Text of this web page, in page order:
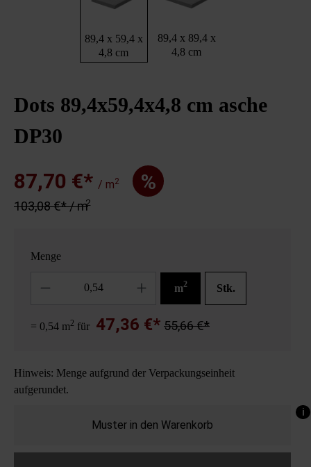
89,4 x 59,4 x
4,8 cm
89,4 x 89,4 x
4,8 cm
Dots 89,4x59,4x4,8 cm asche
DP30
87,70 €* / m2 %
103,08 €* / m2
Menge
m2 Stk.
= 0,54 m2 für 47,36 €* 55,66 €*
Hinweis: Menge aufgrund der Verpackungseinheit
aufgerundet.
Muster in den Warenkorb
i